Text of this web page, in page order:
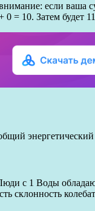
если
= 10. Затем
энергетический
с 1 Воды
склонность